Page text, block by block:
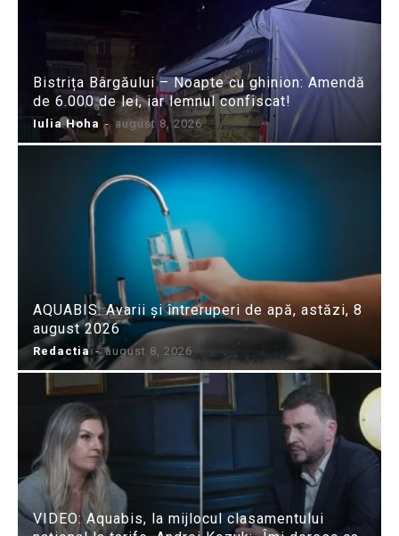
Bistrița Bârgăului – Noapte cu ghinion: Amendă
de 6.000 de lei, iar lemnul confiscat!
Iulia Hoha - august 8, 2026
AQUABIS: Avarii și întreruperi de apă, astăzi, 8
august 2026
Redactia - august 8, 2026
VIDEO: Aquabis, la mijlocul clasamentului